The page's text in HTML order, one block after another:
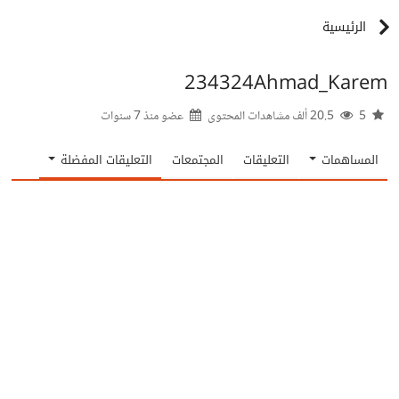
الرئيسية
234324Ahmad_Karem
عضو منذ7 سنوات
المساهمات التعليقات المجتمعات التعليقات المفضلة